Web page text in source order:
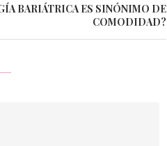
BARIÁTRICA ES SINÓNIMO DE
COMODIDAD?